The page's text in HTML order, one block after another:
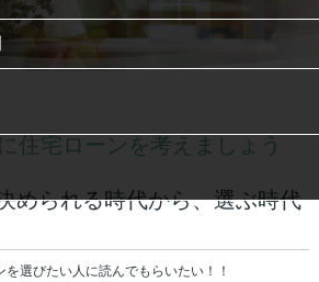
住宅ローンを考えましょう
選びたい人に読んでもらいたい！！